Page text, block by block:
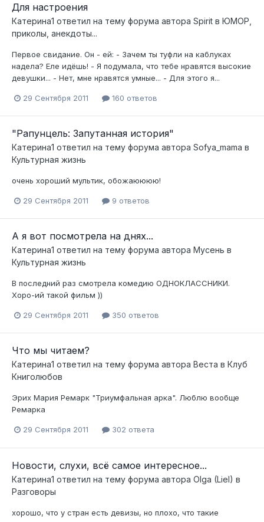
Для настроения
Катерина1 ответил на тему форума автора Spirit в ЮМОР,
приколы, анекдоты...
Первое свидание. Он - ей: - Зачем ты туфли на каблуках
надела? Еле идёшь! - Я подумала, что тебе нравятся высокие
девушки... - Нет, мне нравятся умные... - Для этого я...
29 Сентября 2011 160 ответов
"Рапунцель: Запутанная история"
Катерина1 ответил на тему форума автора Sofya_mama в
Культурная жизнь
очень хороший мультик, обожаюююю!
29 Сентября 2011 9 ответов
А я вот посмотрела на днях...
Катерина1 ответил на тему форума автора Мусень в
Культурная жизнь
В последний раз смотрела комедию ОДНОКЛАССНИКИ.
Хоро-ий такой фильм ))
29 Сентября 2011 350 ответов
Что мы читаем?
Катерина1 ответил на тему форума автора Веста в Клуб
Книголюбов
Эрих Мария Ремарк "Триумфальная арка". Люблю вообще
Ремарка
29 Сентября 2011 302 ответа
Новости, слухи, всё самое интересное...
Катерина1 ответил на тему форума автора Olga (Liel) в
Разговоры
хорошо, что у стран есть девизы, но плохо, что такие